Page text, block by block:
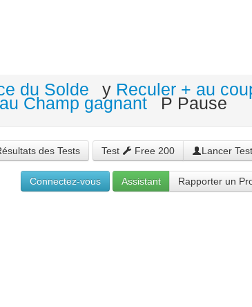
du Solde y Reculer + au
au Champ gagnant P Pause
des Tests Test Free 200 Lancer Test
Connectez-vous Assistant Rapporter un